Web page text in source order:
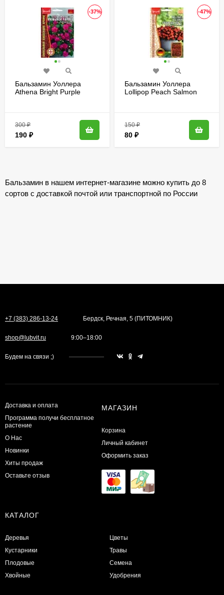
-37%
Бальзамин Уоллера
Athena Bright Purple
300₽
190 ₽
-47%
Бальзамин Уоллера
Lollipop Peach Salmon
150₽
80 ₽
Бальзамин в нашем интернет-магазине можно купить до 8
сортов с доставкой почтой или транспортной по России
+7 (383) 286-13-24 Бердск, Речная, 5 (ПИТОМНИК)
shop@lubvit.ru 9:00–18:00
Будем на связи ;)
Доставка и оплата
Программа получи бесплатное
растение
О Нас
Новинки
Хиты продаж
Оставьте отзыв
МАГАЗИН
Корзина
Личный кабинет
Оформить заказ
КАТАЛОГ
Деревья
Кустарники
Плодовые
Хвойные
Цветы
Травы
Семена
Удобрения